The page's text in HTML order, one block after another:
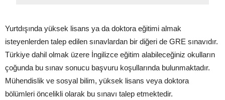
Yurtdışında yüksek lisans ya da doktora eğitimi almak
isteyenlerden talep edilen sınavlardan bir diğeri de GRE sınavıdır.
Türkiye dahil olmak üzere İngilizce eğitim alabileceğiniz okulların
çoğunda bu sınav sonucu başvuru koşullarında bulunmaktadır.
Mühendislik ve sosyal bilim, yüksek lisans veya doktora
bölümleri öncelikli olarak bu sınavı talep etmektedir.